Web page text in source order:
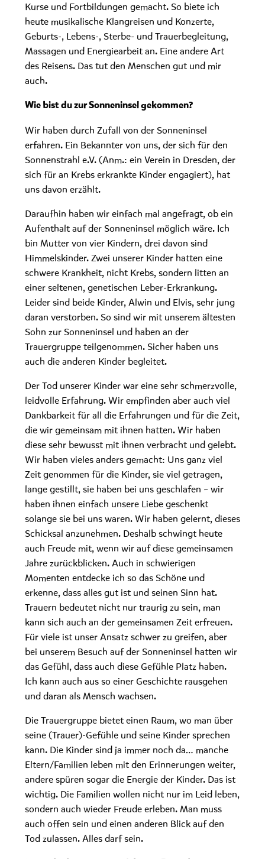
Kurse und Fortbildungen gemacht. So biete ich
heute musikalische Klangreisen und Konzerte,
Geburts-, Lebens-, Sterbe- und Trauerbegleitung,
Massagen und Energiearbeit an. Eine andere Art
des Reisens. Das tut den Menschen gut und mir
auch.
Wie bist du zur Sonneninsel gekommen?
Wir haben durch Zufall von der Sonneninsel
erfahren. Ein Bekannter von uns, der sich für den
Sonnenstrahl e.V. (Anm.: ein Verein in Dresden, der
sich für an Krebs erkrankte Kinder engagiert), hat
uns davon erzählt.
Daraufhin haben wir einfach mal angefragt, ob ein
Aufenthalt auf der Sonneninsel möglich wäre. Ich
bin Mutter von vier Kindern, drei davon sind
Himmelskinder. Zwei unserer Kinder hatten eine
schwere Krankheit, nicht Krebs, sondern litten an
einer seltenen, genetischen Leber-Erkrankung.
Leider sind beide Kinder, Alwin und Elvis, sehr jung
daran verstorben. So sind wir mit unserem ältesten
Sohn zur Sonneninsel und haben an der
Trauergruppe teilgenommen. Sicher haben uns
auch die anderen Kinder begleitet.
Der Tod unserer Kinder war eine sehr schmerzvolle,
leidvolle Erfahrung. Wir empfinden aber auch viel
Dankbarkeit für all die Erfahrungen und für die Zeit,
die wir gemeinsam mit ihnen hatten. Wir haben
diese sehr bewusst mit ihnen verbracht und gelebt.
Wir haben vieles anders gemacht: Uns ganz viel
Zeit genommen für die Kinder, sie viel getragen,
lange gestillt, sie haben bei uns geschlafen – wir
haben ihnen einfach unsere Liebe geschenkt
solange sie bei uns waren. Wir haben gelernt, dieses
Schicksal anzunehmen. Deshalb schwingt heute
auch Freude mit, wenn wir auf diese gemeinsamen
Jahre zurückblicken. Auch in schwierigen
Momenten entdecke ich so das Schöne und
erkenne, dass alles gut ist und seinen Sinn hat.
Trauern bedeutet nicht nur traurig zu sein, man
kann sich auch an der gemeinsamen Zeit erfreuen.
Für viele ist unser Ansatz schwer zu greifen, aber
bei unserem Besuch auf der Sonneninsel hatten wir
das Gefühl, dass auch diese Gefühle Platz haben.
Ich kann auch aus so einer Geschichte rausgehen
und daran als Mensch wachsen.
Die Trauergruppe bietet einen Raum, wo man über
seine (Trauer)-Gefühle und seine Kinder sprechen
kann. Die Kinder sind ja immer noch da… manche
Eltern/Familien leben mit den Erinnerungen weiter,
andere spüren sogar die Energie der Kinder. Das ist
wichtig. Die Familien wollen nicht nur im Leid leben,
sondern auch wieder Freude erleben. Man muss
auch offen sein und einen anderen Blick auf den
Tod zulassen. Alles darf sein.